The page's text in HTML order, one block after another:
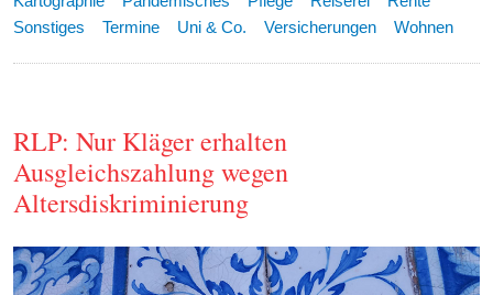
Sonstiges
Termine Uni & Co. Versicherungen Wohnen
RLP: Nur Kläger erhalten
Ausgleichszahlung wegen
Altersdiskriminierung